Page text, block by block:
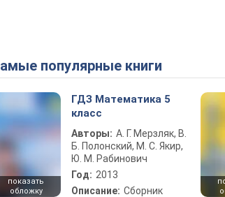
Самые популярные книги
показать
обложку
ГДЗ Математика 5
класс
Авторы: А. Г. Мерзляк, В.
Б. Полонский, М. С. Якир,
Ю. М. Рабинович
Год: 2013
Описание: Сборник